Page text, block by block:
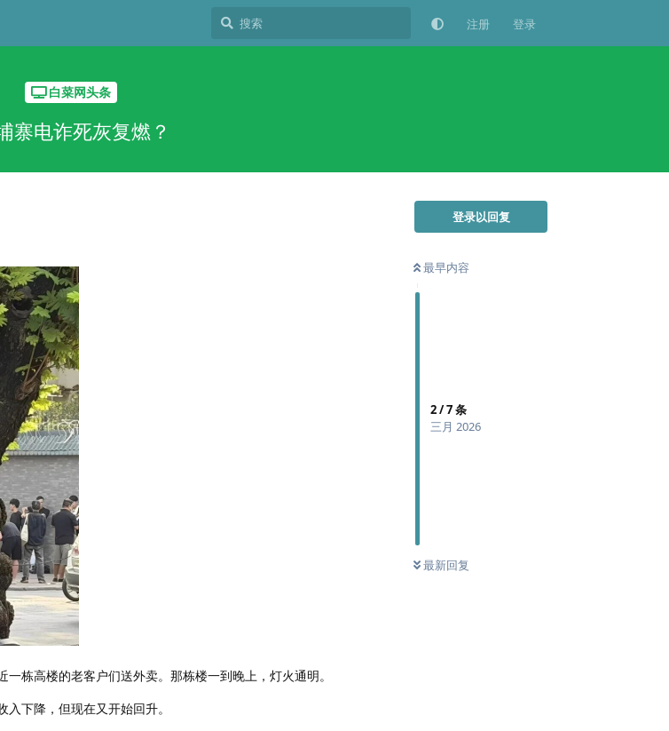
注册 登录
白菜网头条
寨电诈死灰复燃？
登录以回复
最早内容
2/7条
三月 2026
最新回复
栋高楼的老客户们送外卖。那栋楼一到晚上，灯火通明。
下降，但现在又开始回升。